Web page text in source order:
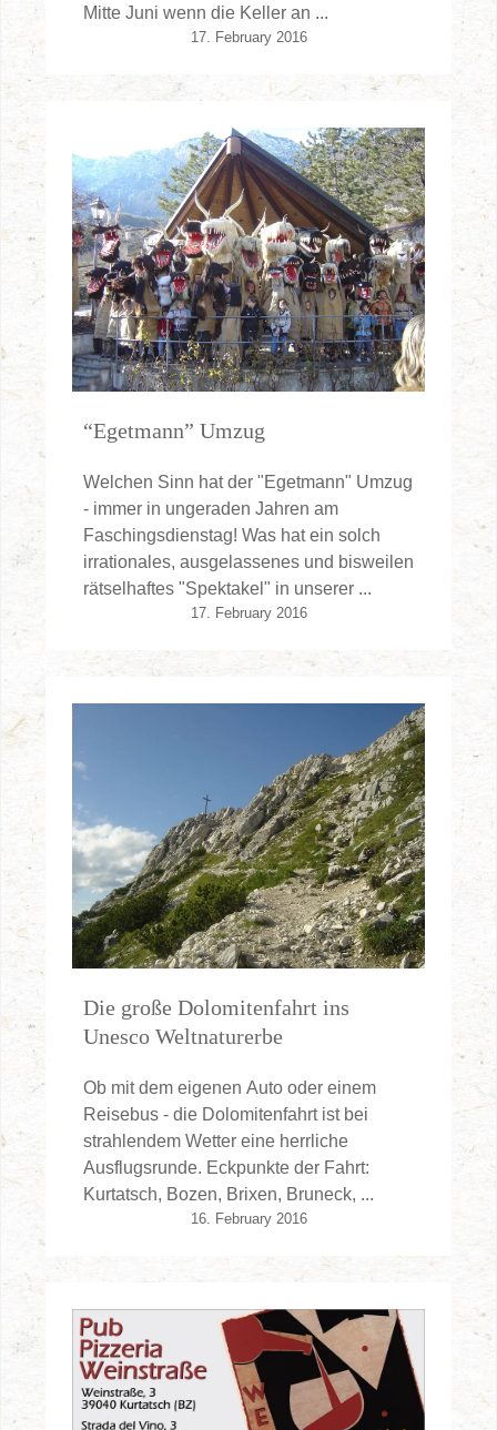
Mitte Juni wenn die Keller an ...
17. February 2016
“Egetmann” Umzug
Welchen Sinn hat der "Egetmann" Umzug
- immer in ungeraden Jahren am
Faschingsdienstag! Was hat ein solch
irrationales, ausgelassenes und bisweilen
rätselhaftes "Spektakel" in unserer ...
17. February 2016
Die große Dolomitenfahrt ins
Unesco Weltnaturerbe
Ob mit dem eigenen Auto oder einem
Reisebus - die Dolomitenfahrt ist bei
strahlendem Wetter eine herrliche
Ausflugsrunde. Eckpunkte der Fahrt:
Kurtatsch, Bozen, Brixen, Bruneck, ...
16. February 2016